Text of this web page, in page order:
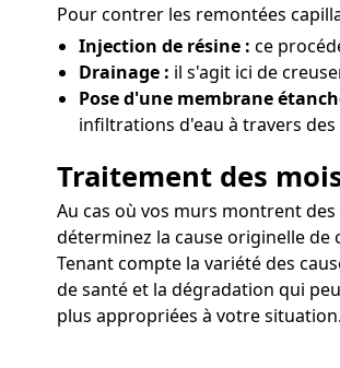
Pour contrer les remontées
Injection de résine : ce
Drainage : il s'agit ici de
Pose d'une membrane
infiltrations d'eau à travers
Traitement des
Au cas où vos murs montrent
déterminez la cause originelle
Tenant compte la variété des
de santé et la dégradation qui
plus appropriées à votre situation.